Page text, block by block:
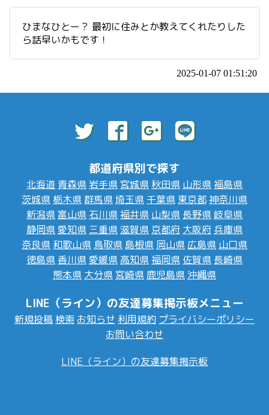
ひまなひとー？ 最初に住みとか教えてくれたりした
ら話早いかもです！
2025-01-07 01:51:20
都道府県別で探す
北海道 青森県 岩手県 宮城県 秋田県 山形県福島県
茨城県 栃木県群馬県埼玉県 千葉県 東京都神奈川県
新潟県 富山県 石川県福井県 山梨県 長野県 岐阜県
静岡県愛知県 三重県滋賀県 京都府 大阪府 兵庫県
奈良県 和歌山県 鳥取県 島根県 岡山県 広島県 山口県
徳島県 香川県愛媛県 高知県福岡県 佐賀県 長崎県
熊本県 大分県 宮崎県 鹿児島県 沖縄県
LINE（ライン）の友達募集掲示板メニュー
新規投稿 検索 お知らせ 利用規約 プライバシーポリシー
お問い合わせ
LINE（ライン）の友達募集掲示板